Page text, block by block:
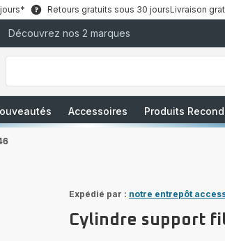
Retours gratuits sous 30 joursLivraison
Découvrez nos 2 marques
Que
recherchez-
Accessoires Produits
Expédié par : notre entrepôt
Cylindre support